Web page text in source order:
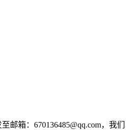
箱：670136485@qq.com，我